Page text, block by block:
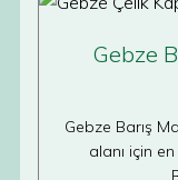
Gebze
Gebze Barış
alanı için